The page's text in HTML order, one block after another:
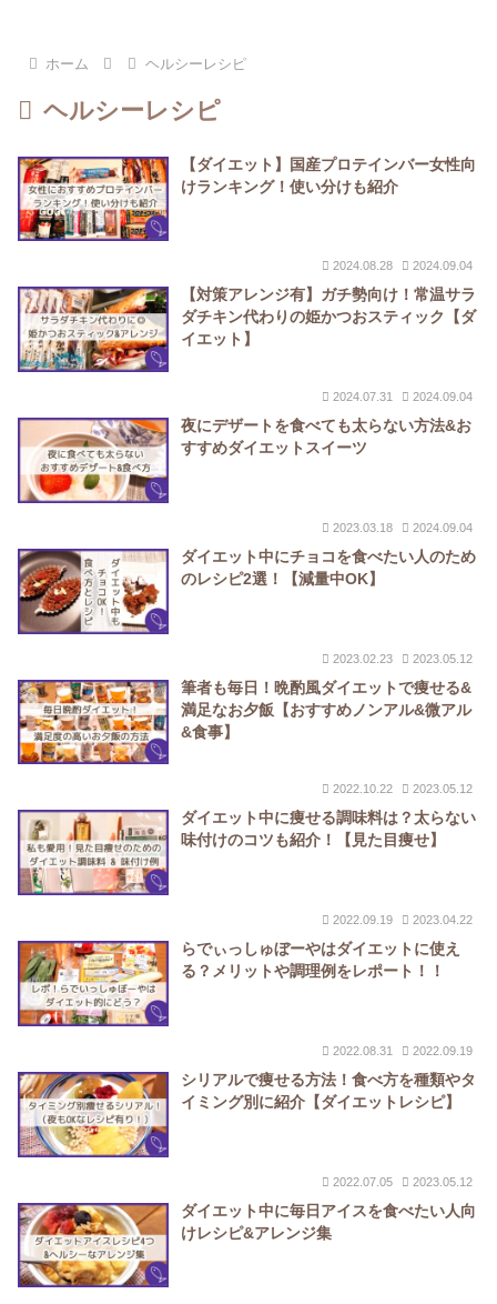
ホーム ヘルシーレシピ
ヘルシーレシピ
【ダイエット】国産プロテインバー女性向
けランキング！使い分けも紹介
2024.08.28 2024.09.04
【対策アレンジ有】ガチ勢向け！常温サラ
ダチキン代わりの姫かつおスティック【ダ
イエット】
2024.07.31 2024.09.04
夜にデザートを食べても太らない方法&お
すすめダイエットスイーツ
2023.03.18 2024.09.04
ダイエット中にチョコを食べたい人のため
のレシピ2選！【減量中OK】
2023.02.23 2023.05.12
筆者も毎日！晩酌風ダイエットで痩せる&
満足なお夕飯【おすすめノンアル&微アル
&食事】
2022.10.22 2023.05.12
ダイエット中に痩せる調味料は？太らない
味付けのコツも紹介！【見た目痩せ】
2022.09.19 2023.04.22
らでぃっしゅぼーやはダイエットに使え
る？メリットや調理例をレポート！！
2022.08.31 2022.09.19
シリアルで痩せる方法！食べ方を種類やタ
イミング別に紹介【ダイエットレシピ】
2022.07.05 2023.05.12
ダイエット中に毎日アイスを食べたい人向
けレシピ&アレンジ集